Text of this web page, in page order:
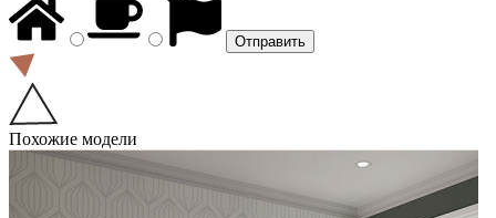
Похожие модели